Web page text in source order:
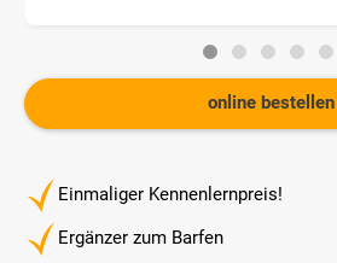
Einmaliger Kennenlernpreis!
Ergänzer zum Barfen
online bestellen